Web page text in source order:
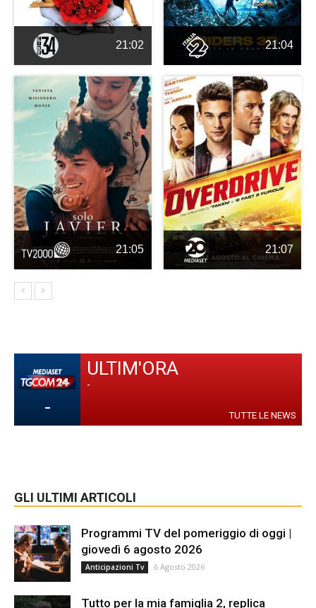
21:02 21:04
21:05 21:07
-
ULTIM'ORA
-
TUTTE LE NEWS
GLI ULTIMI ARTICOLI
Programmi TV del pomeriggio di oggi |
giovedì 6 agosto 2026
Anticipazioni Tv 6 Agosto 2026
Tutto per la mia famiglia 2, replica